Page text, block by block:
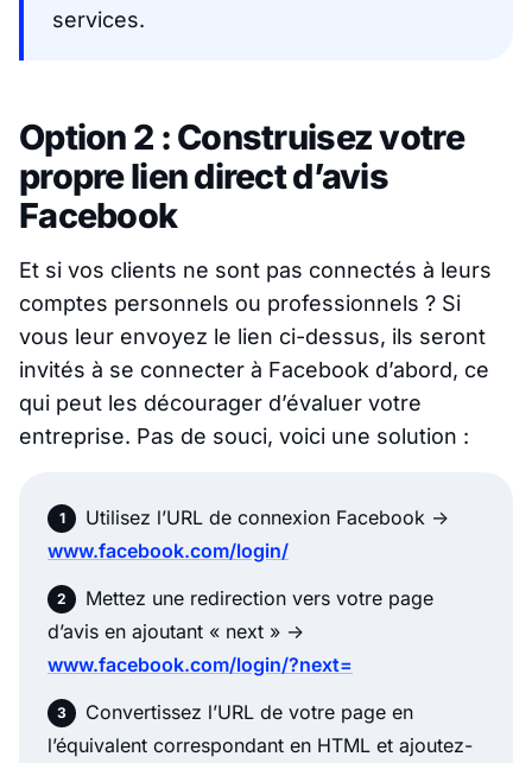
services.
Option 2 : Construisez votre
propre lien direct d’avis
Facebook
Et si vos clients ne sont pas connectés à leurs
comptes personnels ou professionnels ? Si
vous leur envoyez le lien ci-dessus, ils seront
invités à se connecter à Facebook d’abord, ce
qui peut les décourager d’évaluer votre
entreprise. Pas de souci, voici une solution :
Utilisez l’URL de connexion Facebook ->
www.facebook.com/login/
Mettez une redirection vers votre page
d’avis en ajoutant « next » ->
www.facebook.com/login/?next=
Convertissez l’URL de votre page en
l’équivalent correspondant en HTML et ajoutez-